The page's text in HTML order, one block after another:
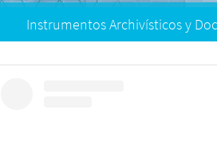
Cuadro General de Clasificación
Catálogo de Disposición Documental
Instrumentos Archivísticos y